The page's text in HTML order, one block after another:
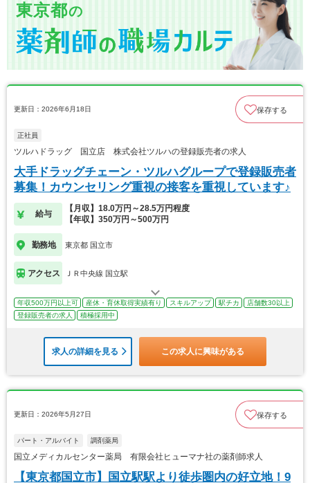
東京都の
更新日：2026年6月18日 保存する
正社員
ツルハドラッグ 国立店 株式会社ツルハの登録販売者の求人
大手ドラッグチェーン・ツルハグループで登録販売者
募集！カウンセリング重視の接客を重視しています♪
給与
【月収】18.0万円～28.5万円程度
【年収】350万円～500万円
勤務地 東京都 国立市
アクセス ＪＲ中央線 国立駅
年収500万円以上可 産休・育休取得実績有り スキルアップ 駅チカ
店舗数30以上
登録販売者の求人
積極採用中
求人の詳細を見る この求人に興味がある
更新日：2026年5月27日 保存する
パート・アルバイト 調剤薬局
国立メディカルセンター薬局 有限会社ヒューマナ社の薬剤師求人
【東京都国立市】国立駅駅より徒歩圏内の好立地！9